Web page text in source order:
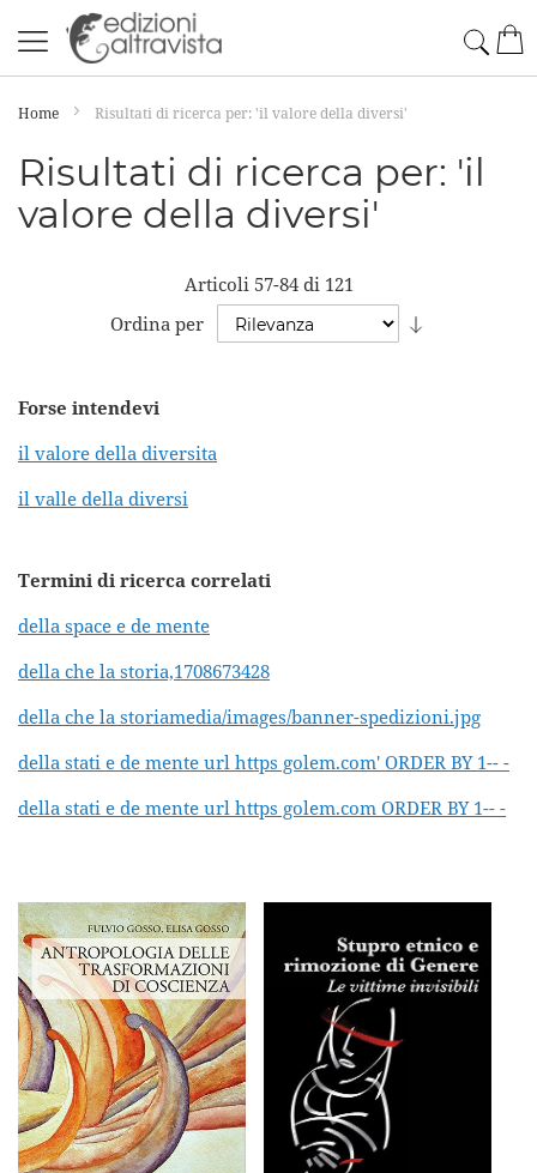
al
contenuto
Home Risultati di ricerca per: 'il valore della diversi'
Risultati di ricerca per: 'il
valore della diversi'
Articoli 57-84di 121
Ordina per
Forse intendevi
il valore della diversita
il valle della diversi
Termini di ricerca correlati
della space e de mente
della che la storia,1708673428
della che la storiamedia/images/banner-spedizioni.jpg
della stati e de mente url https golem.com' ORDER BY 1-- -
della stati e de mente url https golem.com ORDER BY 1-- -